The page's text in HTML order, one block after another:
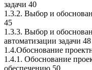
задачи 40
1.3.2. Выбор и
45
1.3.3. Выбор и
автоматизации задачи 48
1.4.Обоснование
1.4.1. Обоснование
обеспечению 50